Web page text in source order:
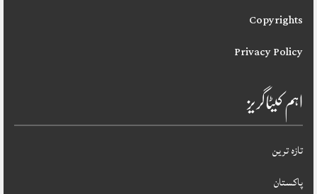
Copyrights
Privacy Policy
اہم کیٹاگریز
تازہ ترین
پاکستان